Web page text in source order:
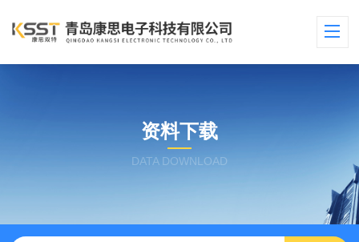
资料下载
DATA DOWNLOAD